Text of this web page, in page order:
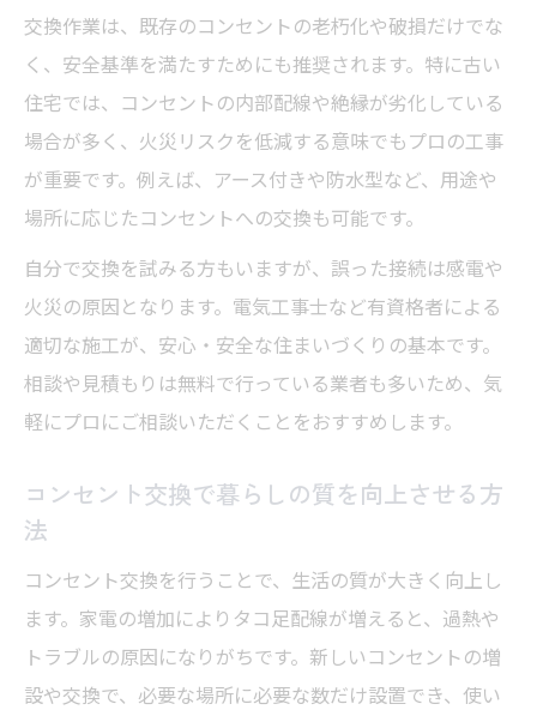
交換作業は、既存のコンセントの老朽化や破損だけでな
く、安全基準を満たすためにも推奨されます。特に古い
住宅では、コンセントの内部配線や絶縁が劣化している
場合が多く、火災リスクを低減する意味でもプロの工事
が重要です。例えば、アース付きや防水型など、用途や
場所に応じたコンセントへの交換も可能です。
自分で交換を試みる方もいますが、誤った接続は感電や
火災の原因となります。電気工事士など有資格者による
適切な施工が、安心・安全な住まいづくりの基本です。
相談や見積もりは無料で行っている業者も多いため、気
軽にプロにご相談いただくことをおすすめします。
コンセント交換で暮らしの質を向上させる方
法
コンセント交換を行うことで、生活の質が大きく向上し
ます。家電の増加によりタコ足配線が増えると、過熱や
トラブルの原因になりがちです。新しいコンセントの増
設や交換で、必要な場所に必要な数だけ設置でき、使い